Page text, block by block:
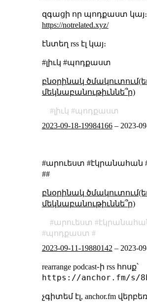
զգացի որ պոդքաստ կայ։
https://notrelated.xyz/
էնտեղ rss էլ կայ։
#լիւկ #պոդքաստ
բնօրինակ
մեկնաբանութիւննե՞ր)
լիւկ
պոդքաստ
2023-09-18-19984166– 2023-
#արուեստ
##
բնօրինակ
մեկնաբանութիւննե՞ր)
արուեստ
պոդքաստ
2023-09-11-19880142 – 2023-
rearrange podcast֊ի rss հոսք՝
https://anchor.fm/s/
չգիտեմ էլ, anchor.fm